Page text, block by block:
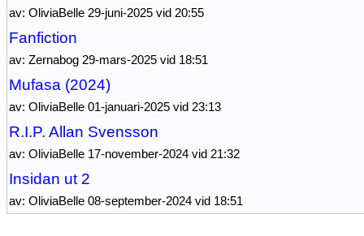
av: OliviaBelle 29-juni-2025 vid 20:55
Fanfiction
av: Zernabog 29-mars-2025 vid 18:51
Mufasa (2024)
av: OliviaBelle 01-januari-2025 vid 23:13
R.I.P. Allan Svensson
av: OliviaBelle 17-november-2024 vid 21:32
Insidan ut 2
av: OliviaBelle 08-september-2024 vid 18:51